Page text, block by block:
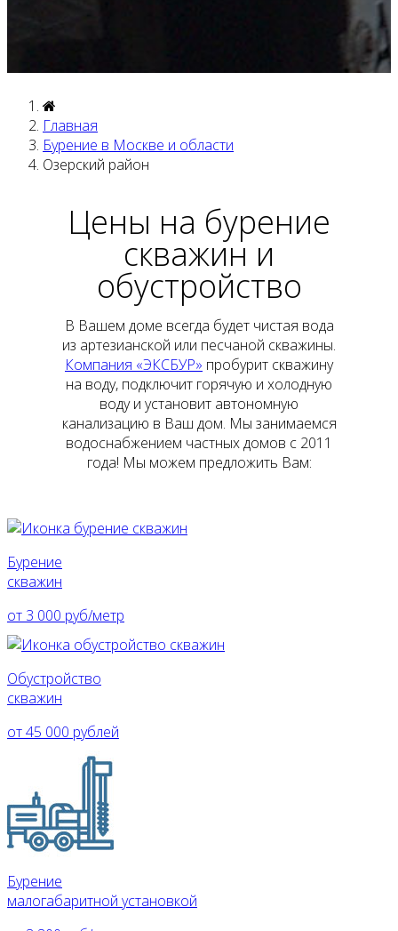
Главная
Бурение в Москве и области
Озерский район
Цены на бурение
скважин и
обустройство
В Вашем доме всегда будет чистая вода
из артезианской или песчаной скважины.
Компания «ЭКСБУР» пробурит скважину
на воду, подключит горячую и холодную
воду и установит автономную
канализацию в Ваш дом. Мы занимаемся
водоснабжением частных домов с 2011
года! Мы можем предложить Вам:
Бурение
скважин
от 3 000 руб/метр
Обустройство
скважин
от 45 000 рублей
Бурение
малогабаритной установкой